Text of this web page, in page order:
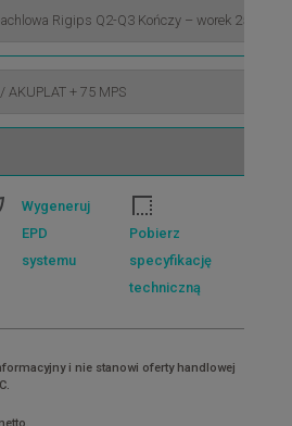
Wygeneruj
EPD
systemu
Pobierz
specyfikację
techniczną
i nie stanowi oferty handlowej